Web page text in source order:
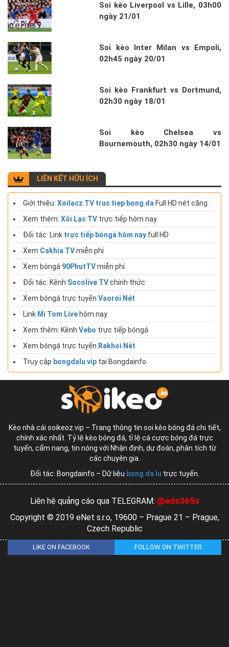
Soi kèo Liverpool vs Lille, 03h00
ngày 21/01
Soi kèo Inter Milan vs Empoli,
02h45 ngày 20/01
Soi kèo Frankfurt vs Dortmund,
02h30 ngày 18/01
Soi kèo Chelsea vs
Bournemouth, 02h30 ngày 14/01
LIÊN KẾT HỮU ÍCH
Giới thiệu: Xoilacz TV truc tiep bong da Full HD nét căng.
Xem thêm: Xôi Lạc TV trực tiếp hôm nay.
Đối tác: Link trực tiếp bóngá hôm nay full HD
Xem Cakhia TVmiễn phí
Xem bóngá 90PhutTVmiễn phí
Đối tác: Kênh Socolive TVchính thức
Xem bóngá trực tuyến Vaoroi Nét
Link Mi Tom Live hôm nay
Xem thêm: Kênh Vebo trực tiếp bóngá
Xem bóngá trực tuyến Rakhoi Nét
Truy cập bongdalu vip tại Bongdainfo
Kèo nhà cái soikeoz.vip – Trang thông tin soi kèo bóng đá chi tiết,
chính xác nhất. Tỷ lệ kèo bóng đá, tỉ lệ cá cược bóng đá trực
tuyến, cẩm nang, tin nóng với Nhận định, dự đoán, phân tích từ
các chuyên gia.
Đối tác: Bongdainfo – Dữ liệu bong da lu trực tuyến.
Liên hệ quảng cáo qua TELEGRAM: @ads365s
Copyright © 2019 eNet s.r.o, 19600 – Prague 21 – Prague,
Czech Republic
LIKE ON FACEBOOK FOLLOW ON TWITTER